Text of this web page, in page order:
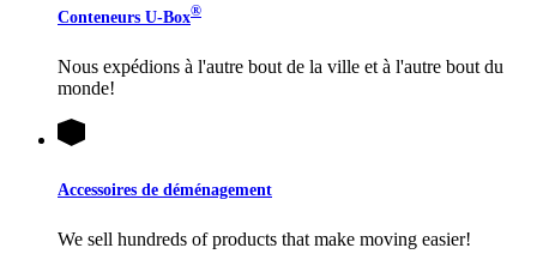
Conteneurs U-Box®
Nous expédions à l'autre bout de la ville et à l'autre bout du
monde!
Accessoires de déménagement
We sell hundreds of products that make moving easier!